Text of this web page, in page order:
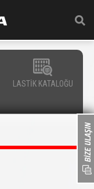
LASTİK KATALOĞU